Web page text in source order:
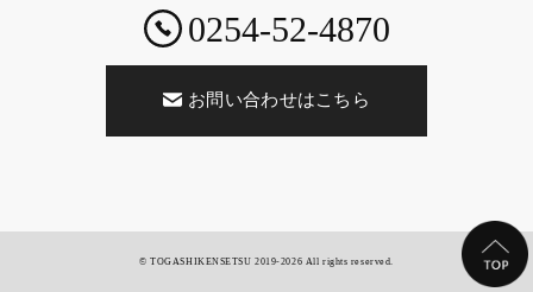
0254-52-4870
お問い合わせはこちら
© TOGASHIKENSETSU 2019-2026 All rights reserved.